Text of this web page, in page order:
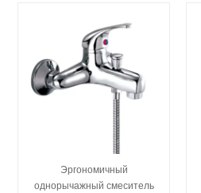
Эргономичный
однорычажный смеситель